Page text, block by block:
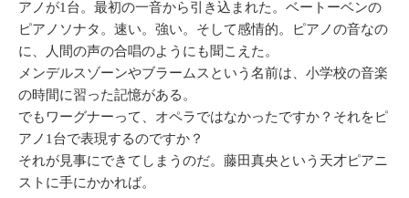
アノが1台。最初の一音から引き込まれた。ベートーベンの
ピアノソナタ。速い。強い。そして感情的。ピアノの音なの
に、人間の声の合唱のようにも聞こえた。
メンデルスゾーンやブラームスという名前は、小学校の音楽
の時間に習った記憶がある。
でもワーグナーって、オペラではなかったですか？それをピ
アノ1台で表現するのですか？
それが見事にできてしまうのだ。藤田真央という天才ピアニ
ストに手にかかれば。